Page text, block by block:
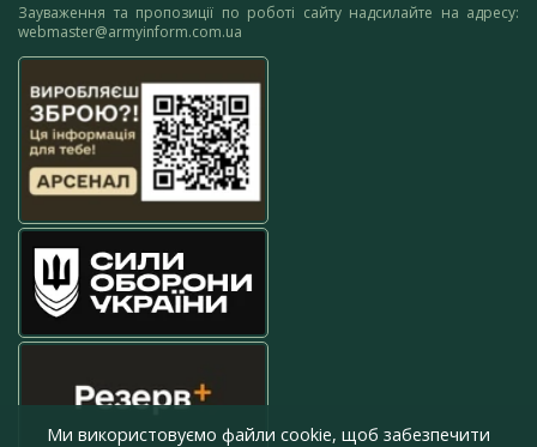
Зауваження та пропозиції по роботі сайту надсилайте на адресу:
webmaster@armyinform.com.ua
Ми використовуємо файли cookie, щоб забезпечити